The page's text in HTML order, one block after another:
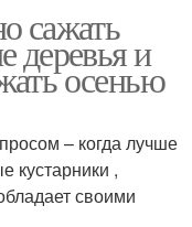
сажать
деревья и
осенью
– когда лучше
кустарники ,
своими